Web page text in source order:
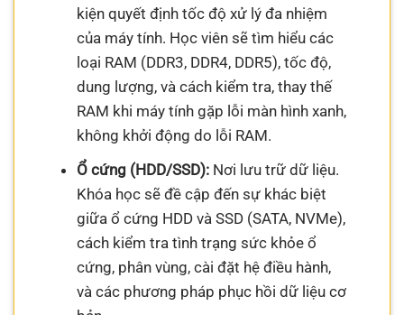
kiện quyết định tốc độ xử lý đa nhiệm
của máy tính. Học viên sẽ tìm hiểu các
loại RAM (DDR3, DDR4, DDR5), tốc độ,
dung lượng, và cách kiểm tra, thay thế
RAM khi máy tính gặp lỗi màn hình xanh,
không khởi động do lỗi RAM.
Ổ cứng (HDD/SSD):Nơi lưu trữ dữ liệu.
Khóa học sẽ đề cập đến sự khác biệt
giữa ổ cứng HDD và SSD (SATA, NVMe),
cách kiểm tra tình trạng sức khỏe ổ
cứng, phân vùng, cài đặt hệ điều hành,
và các phương pháp phục hồi dữ liệu cơ